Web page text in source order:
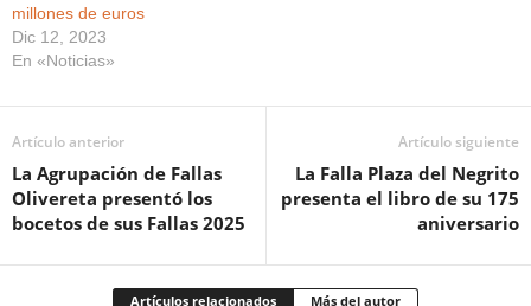
millones de euros
Dic 12, 2023
En «Noticias»
Artículo anterior
La Agrupación de Fallas
Olivereta presentó los
bocetos de sus Fallas 2025
Artículo siguiente
La Falla Plaza del Negrito
presenta el libro de su 175
aniversario
Artículos relacionados Más del autor